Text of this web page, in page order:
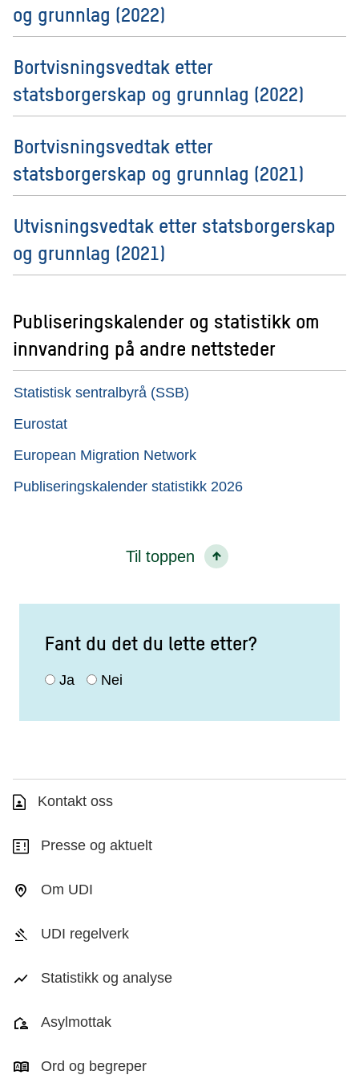
og grunnlag (2022)
Bortvisningsvedtak etter
statsborgerskap og grunnlag (2022)
Bortvisningsvedtak etter
statsborgerskap og grunnlag (2021)
Utvisningsvedtak etter statsborgerskap
og grunnlag (2021)
Publiseringskalender og statistikk om
innvandring på andre nettsteder
Statistisk sentralbyrå (SSB)
Eurostat
European Migration Network
Publiseringskalender statistikk 2026
Til toppen
Fant du det du lette etter?
Ja Nei
Kontakt oss
Presse og aktuelt
Om UDI
UDI regelverk
Statistikk og analyse
Asylmottak
Ord og begreper